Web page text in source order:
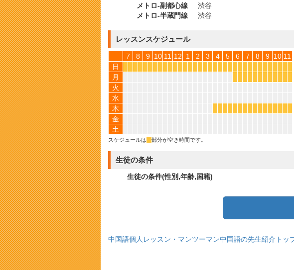
メトロ-副都心線
渋谷
メトロ-半蔵門線
渋谷
レッスンスケジュール
7 8 9 10 11 12 1 2 3 4 5 6 7 8 9 10 11
日
月
火
水
木
金
土
スケジュールは 部分が空き時間です。
生徒の条件
生徒の条件(性別,年齢,国籍)
中国語個人レッスン・マンツーマン中国語の先生紹介トッ